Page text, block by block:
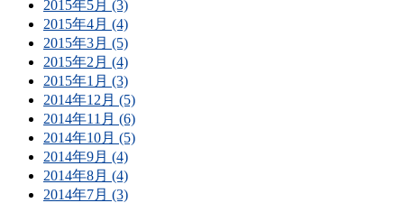
2015年5月 (3)
2015年4月 (4)
2015年3月 (5)
2015年2月 (4)
2015年1月 (3)
2014年12月 (5)
2014年11月 (6)
2014年10月 (5)
2014年9月 (4)
2014年8月 (4)
2014年7月 (3)